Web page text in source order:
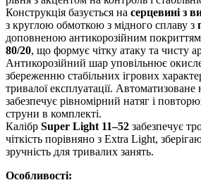
Конструкція базується на серцевині з
з круглою обмоткою з мідного сплаву з
доповненою антикорозійним покриттям
80/20, що формує чітку атаку та чисту
Антикорозійний шар уповільнює
збереженню стабільних ігрових
тривалої експлуатації.
забезпечує рівномірний натяг і
струни в комплекті.
Калібр Super Light 11–52 забезпечує
чіткість порівняно з Extra Light,
зручність для тривалих занять.
Особливості: